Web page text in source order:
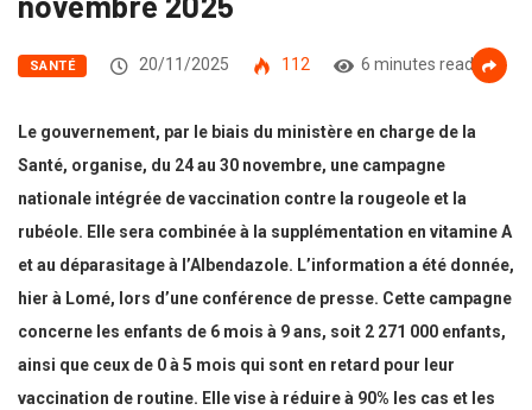
SANTÉ 20/11/2025 112 6 minutes read
Le gouvernement, par le biais du ministère en charge de la
Santé, organise, du 24 au 30 novembre, une campagne
nationale intégrée de vaccination contre la rougeole et la
rubéole. Elle sera combinée à la supplémentation en vitamine A
et au déparasitage à l’Albendazole. L’information a été donnée,
hier à Lomé, lors d’une conférence de presse. Cette campagne
concerne les enfants de 6 mois à 9 ans, soit 2 271 000 enfants,
ainsi que ceux de 0 à 5 mois qui sont en retard pour leur
vaccination de routine. Elle vise à réduire à 90% les cas et les